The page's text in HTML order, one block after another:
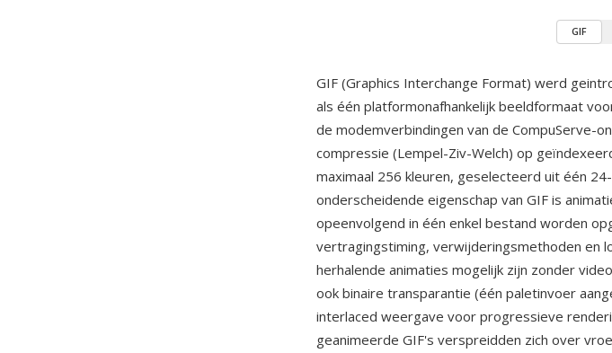
GIF
GIF (Graphics Interchange Format) werd
als één platformonafhankelijk beeldformaat
de modemverbindingen van de CompuServe-
compressie (Lempel-Ziv-Welch) op
maximaal 256 kleuren, geselecteerd uit één
onderscheidende eigenschap van GIF is
opeenvolgend in één enkel bestand worden
vertragingstiming, verwijderingsmethoden en
herhalende animaties mogelijk zijn zonder
ook binaire transparantie (één paletinvoer
interlaced weergave voor progressieve
geanimeerde GIF's verspreidden zich over